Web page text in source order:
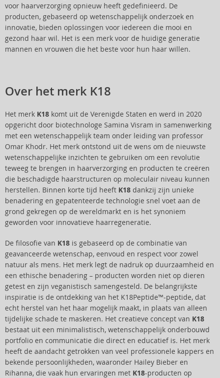
voor haarverzorging opnieuw heeft gedefinieerd. De
producten, gebaseerd op wetenschappelijk onderzoek en
innovatie, bieden oplossingen voor iedereen die mooi en
gezond haar wil. Het is een merk voor de huidige generatie
mannen en vrouwen die het beste voor hun haar willen.
Over het merk K18
Het merk K18 komt uit de Verenigde Staten en werd in 2020
opgericht door biotechnologe Samina Visram in samenwerking
met een wetenschappelijk team onder leiding van professor
Omar Khodr. Het merk ontstond uit de wens om de nieuwste
wetenschappelijke inzichten te gebruiken om een revolutie
teweeg te brengen in haarverzorging en producten te creëren
die beschadigde haarstructuren op moleculair niveau kunnen
herstellen. Binnen korte tijd heeft K18 dankzij zijn unieke
benadering en gepatenteerde technologie snel voet aan de
grond gekregen op de wereldmarkt en is het synoniem
geworden voor innovatieve haarregeneratie.
De filosofie van K18 is gebaseerd op de combinatie van
geavanceerde wetenschap, eenvoud en respect voor zowel
natuur als mens. Het merk legt de nadruk op duurzaamheid en
een ethische benadering – producten worden niet op dieren
getest en zijn veganistisch samengesteld. De belangrijkste
inspiratie is de ontdekking van het K18Peptide™-peptide, dat
echt herstel van het haar mogelijk maakt, in plaats van alleen
tijdelijke schade te maskeren. Het creatieve concept van K18
bestaat uit een minimalistisch, wetenschappelijk onderbouwd
portfolio en communicatie die direct en educatief is. Het merk
heeft de aandacht getrokken van veel professionele kappers en
bekende persoonlijkheden, waaronder Hailey Bieber en
Rihanna, die vaak hun ervaringen met K18-producten op